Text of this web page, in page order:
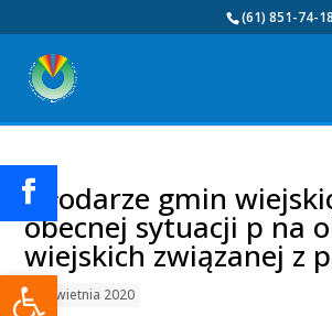
Otwórz pasek narzędzi
(61) 851-74-18
Włodarze gmin
obecnej sytuacji p na
wiejskich związanej z
01 kwietnia 2020